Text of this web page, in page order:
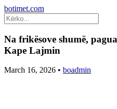
botimet.com
Na frikësove shumë,
Kape Lajmin
March 16, 2026 • boadmin